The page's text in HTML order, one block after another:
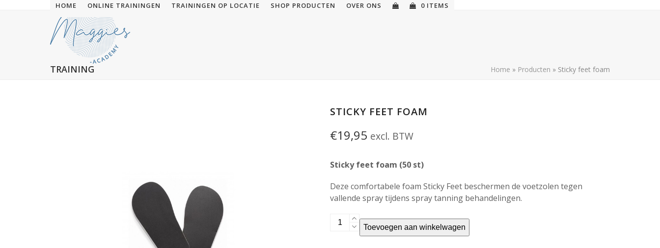
HOME ONLINE TRAININGEN TRAININGEN OP LOCATIE SHOP PRODUCTEN OVER ONS 0 ITEMS
TRAINING Home » Producten » Sticky feet foam
STICKY FEET FOAM
€19,95 excl. BTW
Sticky feet foam (50 st)
Deze comfortabele foam Sticky Feet beschermen de voetzolen tegen
vallende spray tijdens spray tanning behandelingen.
Sticky
Toevoegen aan winkelwagen